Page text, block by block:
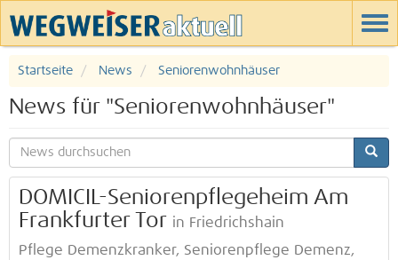
Startseite News Seniorenwohnhäuser
News für "Seniorenwohnhäuser"
DOMICIL-Seniorenpflegeheim Am
Frankfurter Tor in Friedrichshain
Pflege Demenzkranker, Seniorenpflege Demenz,